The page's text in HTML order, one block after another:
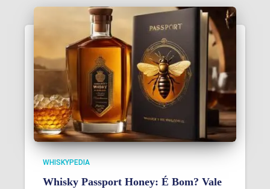
WHISKYPEDIA
Whisky Passport Honey: É Bom? Vale